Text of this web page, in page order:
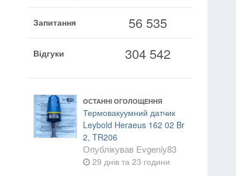
Запитання 56 535
Відгуки 304 542
ОСТАННІ ОГОЛОЩЕННЯ
Термовакуумний датчик
Leybold Heraeus 162 02 Br
2, TR206
Опублікував Evgeniy83
29 днів та 23 години